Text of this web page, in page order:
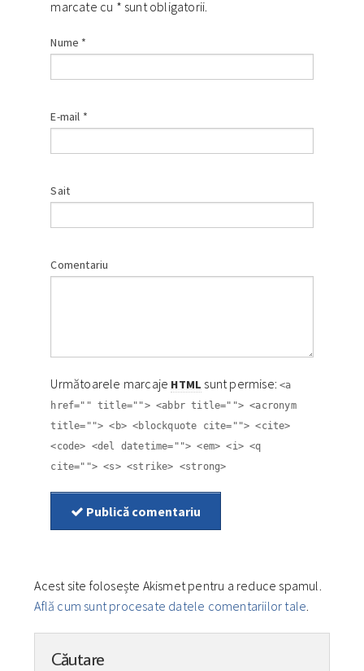
marcate cu * sunt obligatorii.
Nume *
E-mail *
Sait
Comentariu
Următoarele marcaje HTML sunt permise:<a
href="" title=""> <abbr title=""> <acronym
title=""> <b> <blockquote cite=""> <cite>
<code> <del datetime=""> <em> <i> <q
cite=""> <s> <strike> <strong>
Publică comentariu
Acest site folosește Akismet pentru a reduce spamul.
Află cum sunt procesate datele comentariilor tale.
Căutare